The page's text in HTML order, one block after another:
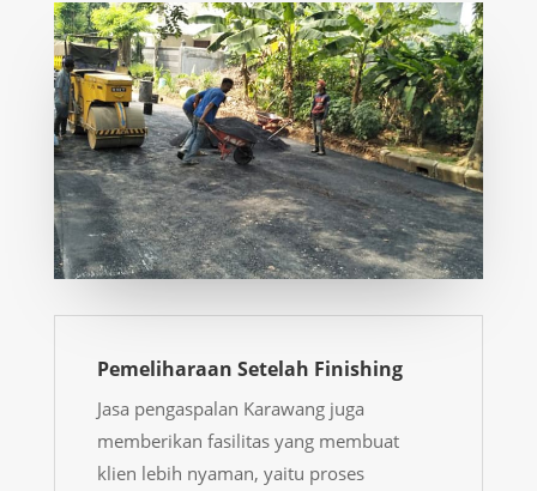
Pemeliharaan Setelah Finishing
Jasa pengaspalan Karawang juga
memberikan fasilitas yang membuat
klien lebih nyaman, yaitu proses